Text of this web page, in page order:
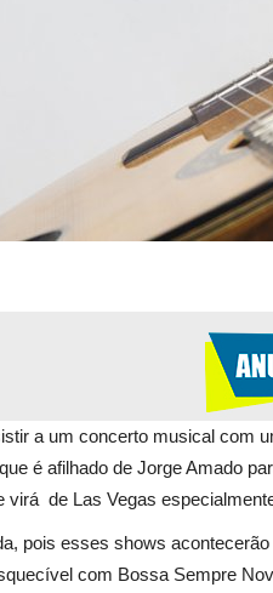
a um concerto musical com
é afilhado de Jorge Amado
virá de Las Vegas
pois esses shows
com Bossa Sempre